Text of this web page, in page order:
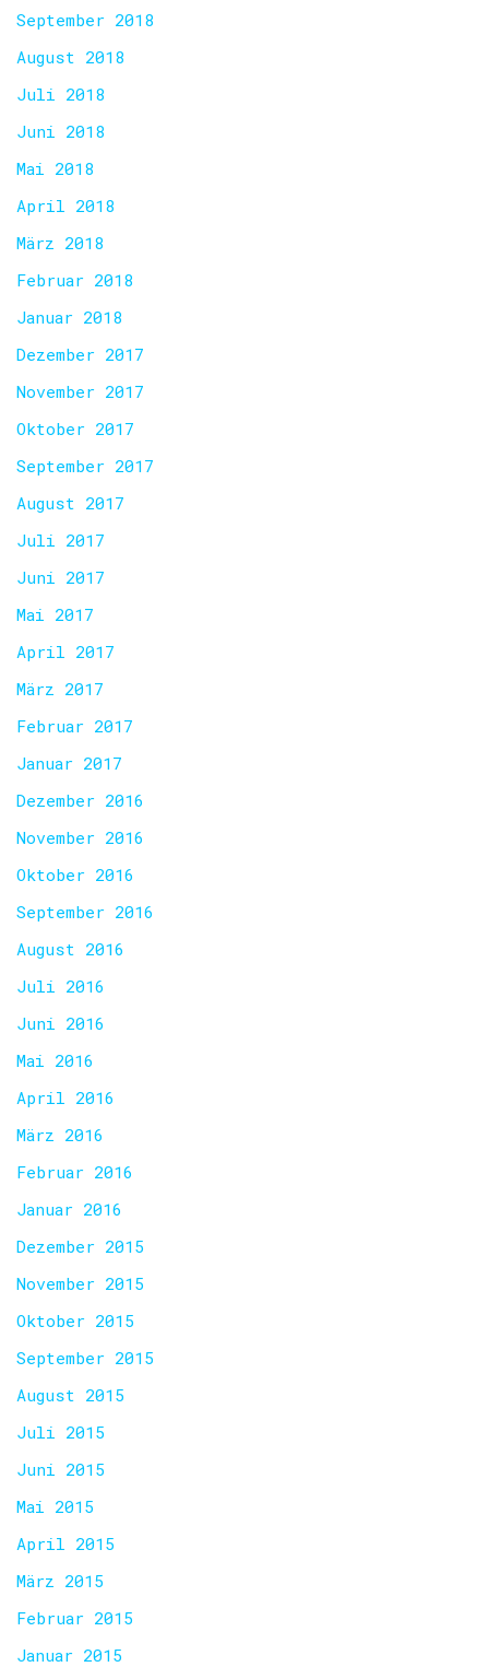
September 2018
August 2018
Juli 2018
Juni 2018
Mai 2018
April 2018
März 2018
Februar 2018
Januar 2018
Dezember 2017
November 2017
Oktober 2017
September 2017
August 2017
Juli 2017
Juni 2017
Mai 2017
April 2017
März 2017
Februar 2017
Januar 2017
Dezember 2016
November 2016
Oktober 2016
September 2016
August 2016
Juli 2016
Juni 2016
Mai 2016
April 2016
März 2016
Februar 2016
Januar 2016
Dezember 2015
November 2015
Oktober 2015
September 2015
August 2015
Juli 2015
Juni 2015
Mai 2015
April 2015
März 2015
Februar 2015
Januar 2015